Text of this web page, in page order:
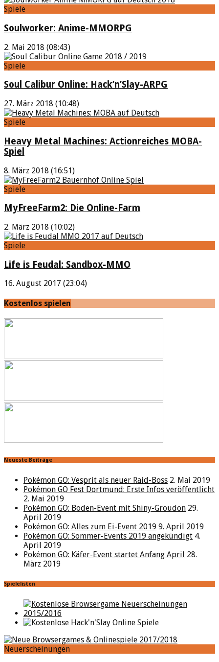
Spiele
Soulworker: Anime-MMORPG
2. Mai 2018 (08:43)
Spiele
Soul Calibur Online: Hack’n’Slay-ARPG
27. März 2018 (10:48)
Spiele
Heavy Metal Machines: Actionreiches MOBA-
Spiel
8. März 2018 (16:51)
Spiele
MyFreeFarm2: Die Online-Farm
2. März 2018 (10:02)
Spiele
Life is Feudal: Sandbox-MMO
16. August 2017 (23:04)
Kostenlos spielen
Neueste Beiträge
Pokémon GO: Vesprit als neuer Raid-Boss 2. Mai 2019
Pokémon GO Fest Dortmund: Erste Infos veröffentlicht
2. Mai 2019
Pokémon GO: Boden-Event mit Shiny-Groudon 29.
April 2019
Pokémon GO: Alles zum Ei-Event 2019 9. April 2019
Pokémon GO: Sommer-Events 2019 angekündigt 4.
April 2019
Pokémon GO: Käfer-Event startet Anfang April 28.
März 2019
Spielelisten
Neuerscheinungen